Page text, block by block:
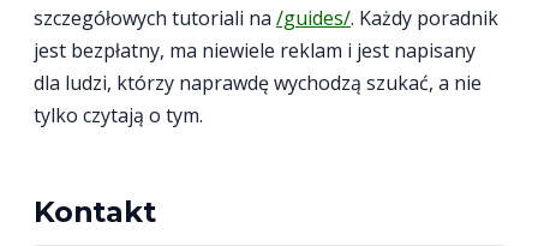
szczegółowych tutoriali na /guides/. Każdy poradnik
jest bezpłatny, ma niewiele reklam i jest napisany
dla ludzi, którzy naprawdę wychodzą szukać, a nie
tylko czytają o tym.
Kontakt